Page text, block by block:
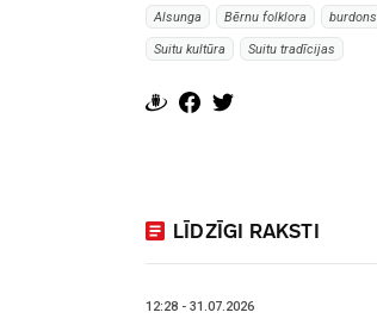
Alsunga Bērnu folklora burdons
Suitu kultūra Suitu tradīcijas
LĪDZĪGI RAKSTI
12:28 - 31.07.2026